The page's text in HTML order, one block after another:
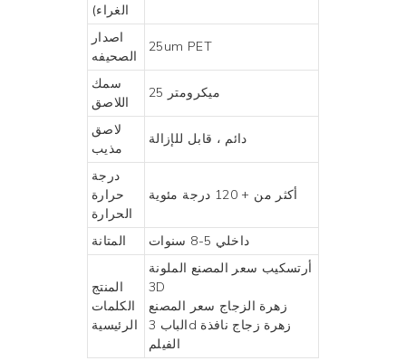
الغراء)
اصدار
الصحيفه
25um PET
سمك
اللاصق
25 ميكرومتر
لاصق
مذيب
دائم ، قابل للإزالة
درجة
حرارة
الحرارة
أكثر من + 120 درجة مئوية
المتانة داخلي 5-8 سنوات
المنتج
الكلمات
الرئيسية
أرتسكيب سعر المصنع الملونة
3D
زهرة الزجاج سعر المصنع
الباب 3d زهرة زجاج نافذة
الفيلم